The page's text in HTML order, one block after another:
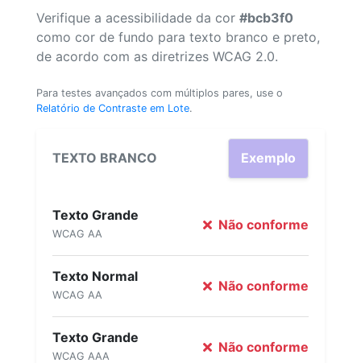
Verifique a acessibilidade da cor #bcb3f0
como cor de fundo para texto branco e preto,
de acordo com as diretrizes WCAG 2.0.
Para testes avançados com múltiplos pares, use o
Relatório de Contraste em Lote.
TEXTO BRANCO Exemplo
Texto Grande
WCAG AA
Não conforme
Texto Normal
WCAG AA
Não conforme
Texto Grande
WCAG AAA
Não conforme